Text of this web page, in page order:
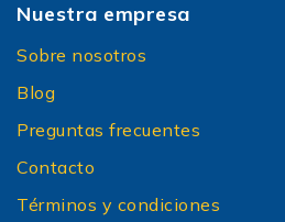
Nuestra empresa
Sobre nosotros
Blog
Preguntas frecuentes
Contacto
Términos y condiciones